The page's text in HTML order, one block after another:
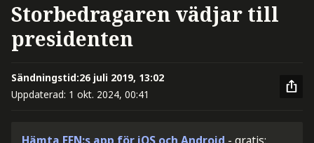
Storbedragaren vädjar till
presidenten
Sändningstid:26 juli 2019, 13:02
Uppdaterad: 1 okt. 2024, 00:41